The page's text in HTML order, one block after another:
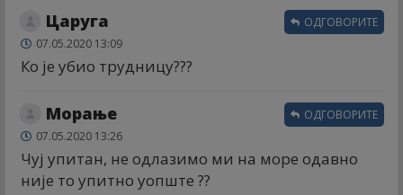
Царуга
07.05.2020 13:09
Ко је убио трудницу???
ОДГОВОРИТЕ
Морање
07.05.2020 13:26
Чуј упитан, не одлазимо ми на море одавно
није то упитно уопште ??
ОДГОВОРИТЕ